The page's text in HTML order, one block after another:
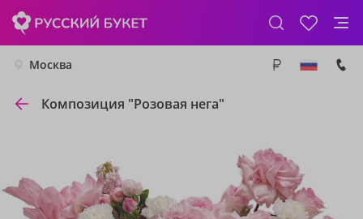
Москва
Композиция "Розовая нега"